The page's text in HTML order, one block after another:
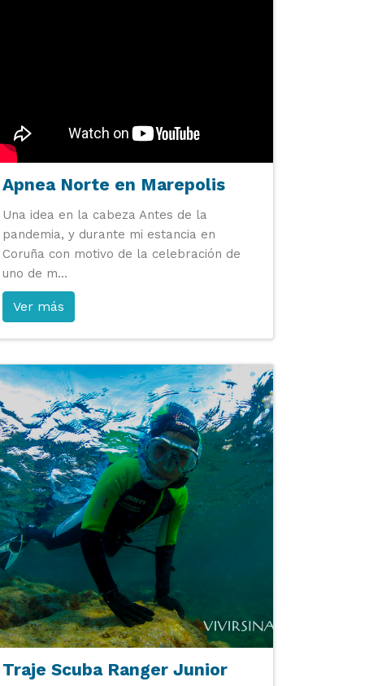
Apnea Norte en Marepolis
Una idea en la cabeza Antes de la
pandemia, y durante mi estancia en
Coruña con motivo de la celebración de
uno de m...
Ver más
Traje Scuba Ranger Junior